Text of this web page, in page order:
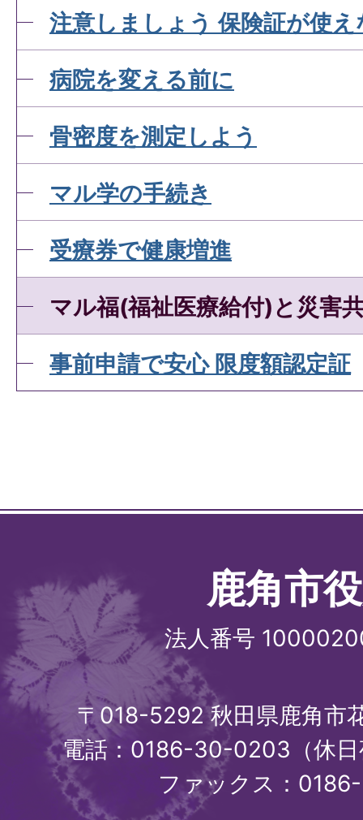
注意しましょう 保険証が使
病院を変える前に
骨密度を測定しよう
マル学の手続き
受療券で健康増進
マル福(福祉医療給付)と災害
事前申請で安心 限度額認定証
鹿角市
法人番号
〒018-5292 秋田県鹿角市
電話：0186-30-0203（休
ファックス：